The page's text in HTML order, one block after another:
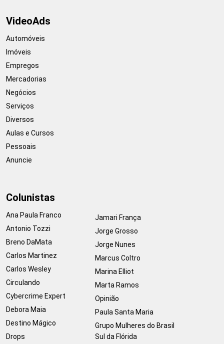
VideoAds
Automóveis
Imóveis
Empregos
Mercadorias
Negócios
Serviços
Diversos
Aulas e Cursos
Pessoais
Anuncie
Colunistas
Ana Paula Franco
Antonio Tozzi
Breno DaMata
Carlos Martinez
Carlos Wesley
Circulando
Cybercrime Expert
Debora Maia
Destino Mágico
Drops
Jamari França
Jorge Grosso
Jorge Nunes
Marcus Coltro
Marina Elliot
Marta Ramos
Opinião
Paula Santa Maria
Grupo Mulheres do Brasil
Sul da Flórida